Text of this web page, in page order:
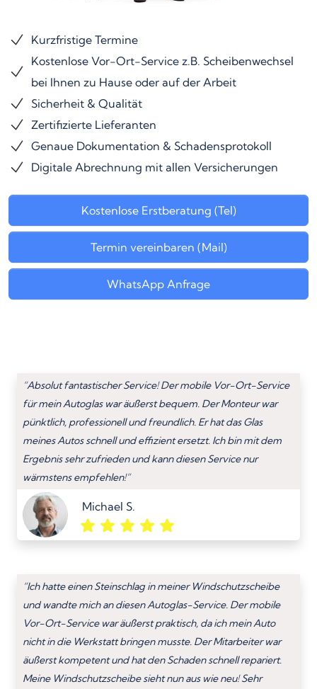
Kurzfristige Termine
Kostenlose Vor-Ort-Service z.B. Scheibenwechsel
bei Ihnen zu Hause oder auf der Arbeit
Sicherheit & Qualität
Zertifizierte Lieferanten
Genaue Dokumentation & Schadensprotokoll
Digitale Abrechnung mit allen Versicherungen
Kostenlose Erstberatung (Tel)
Termin vereinbaren (Mail)
WhatsApp Anfrage
“Absolut fantastischer Service! Der mobile Vor-Ort-Service
für mein Autoglas war äußerst bequem. Der Monteur war
pünktlich, professionell und freundlich. Er hat das Glas
meines Autos schnell und effizient ersetzt. Ich bin mit dem
Ergebnis sehr zufrieden und kann diesen Service nur
wärmstens empfehlen!”
Michael S.
“Ich hatte einen Steinschlag in meiner Windschutzscheibe
und wandte mich an diesen Autoglas-Service. Der mobile
Vor-Ort-Service war äußerst praktisch, da ich mein Auto
nicht in die Werkstatt bringen musste. Der Mitarbeiter war
äußerst kompetent und hat den Schaden schnell repariert.
Meine Windschutzscheibe sieht nun aus wie neu! Sehr